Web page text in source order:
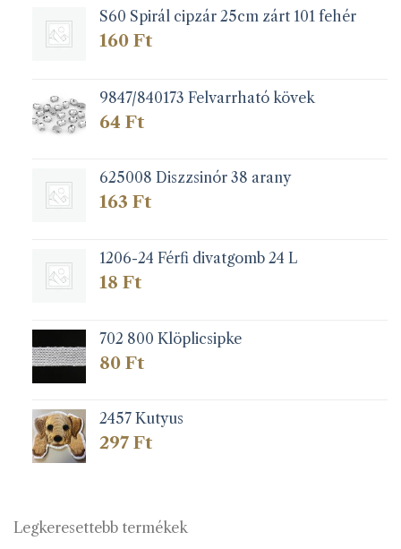
S60 Spirál cipzár 25cm zárt 101 fehér
160 Ft
9847/840173 Felvarrható kövek
64 Ft
625008 Diszzsinór 38 arany
163 Ft
1206-24 Férfi divatgomb 24 L
18 Ft
702 800 Klöplicsipke
80 Ft
2457 Kutyus
297 Ft
Legkeresettebb termékek